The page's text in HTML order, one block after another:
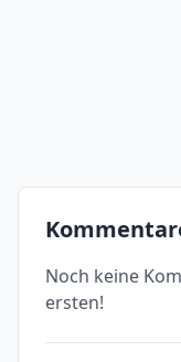
Noch keine
ersten!